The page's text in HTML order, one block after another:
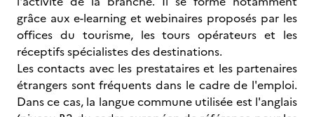
grâce aux e-learning et webinaires proposés par les
offices du tourisme, les tours opérateurs et les
réceptifs spécialistes des destinations.
Les contacts avec les prestataires et les partenaires
étrangers sont fréquents dans le cadre de l'emploi.
Dans ce cas, la langue commune utilisée est l'anglais